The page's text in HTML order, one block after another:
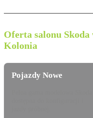
Oferta salonu Skoda
Kolonia
Pojazdy Nowe